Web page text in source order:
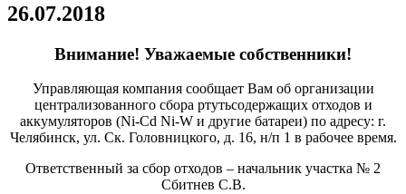
26.07.2018
Внимание! Уважаемые собственники!
Управляющая компания сообщает Вам об организации
централизованного сбора ртутьсодержащих отходов и
аккумуляторов (Ni-Cd Ni-W и другие батареи) по адресу: г.
Челябинск, ул. Ск. Головницкого, д. 16, н/п 1 в рабочее время.
Ответственный за сбор отходов – начальник участка № 2
Сбитнев С.В.